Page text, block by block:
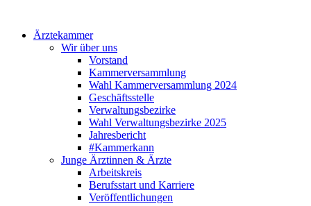
Ärztekammer
Wir über uns
Vorstand
Kammerversammlung
Wahl Kammerversammlung 2024
Geschäftsstelle
Verwaltungsbezirke
Wahl Verwaltungsbezirke 2025
Jahresbericht
#Kammerkann
Junge Ärztinnen & Ärzte
Arbeitskreis
Berufsstart und Karriere
Veröffentlichungen